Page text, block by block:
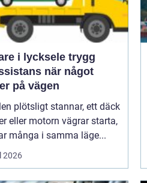
i lycksele trygg
när något
på vägen
plötsligt stannar, ett däck
eller motorn vägrar starta,
många i samma läge...
2026